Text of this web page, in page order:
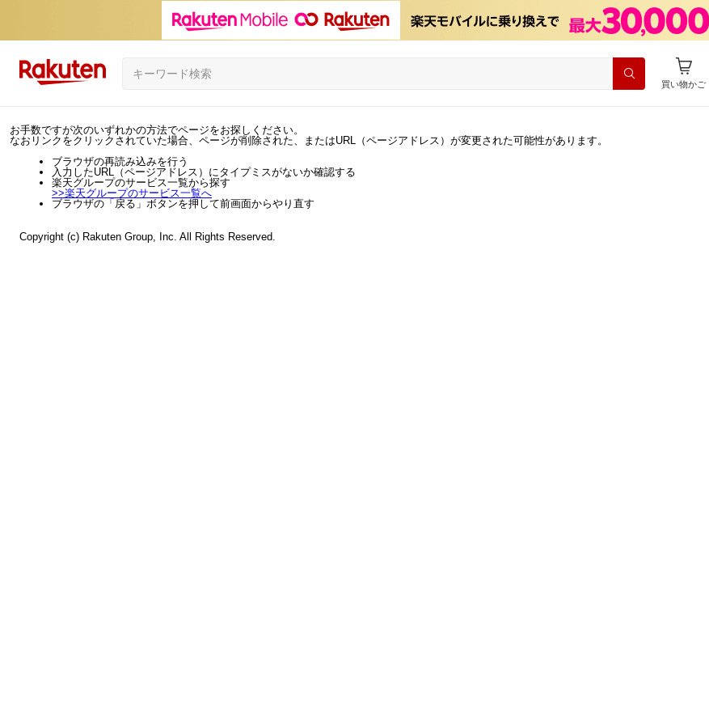
買い物かご
お手数ですが次のいずれかの方法でページをお探しください。
なおリンクをクリックされていた場合、ページが削除された、またはURL（ページアドレス）が変更された可能性があります。
ブラウザの再読み込みを行う
入力したURL（ページアドレス）にタイプミスがないか確認する
楽天グループのサービス一覧から探す
>>楽天グループのサービス一覧へ
ブラウザの「戻る」ボタンを押して前画面からやり直す
Copyright (c) Rakuten Group, Inc. All Rights Reserved.